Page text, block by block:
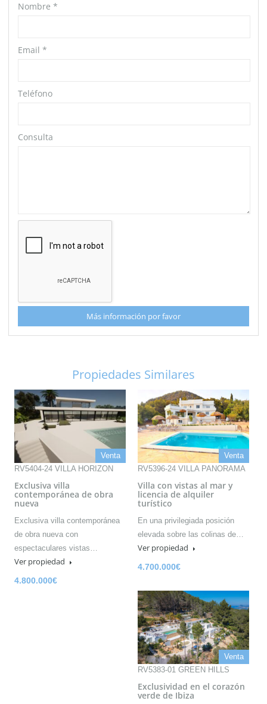
Nombre *
Email *
Teléfono
Consulta
Más información por favor
Propiedades Similares
Venta
RV5404-24 VILLA HORIZON
Exclusiva villa
contemporánea de obra
nueva
Exclusiva villa contemporánea
de obra nueva con
espectaculares vistas…
Ver propiedad
4.800.000€
Venta
RV5396-24 VILLA PANORAMA
Villa con vistas al mar y
licencia de alquiler
turístico
En una privilegiada posición
elevada sobre las colinas de…
Ver propiedad
4.700.000€
Venta
RV5383-01 GREEN HILLS
Exclusividad en el corazón
verde de Ibiza